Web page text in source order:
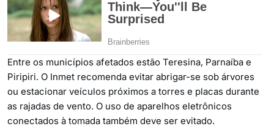
Entre os municípios afetados estão Teresina, Parnaíba e
Piripiri. O Inmet recomenda evitar abrigar-se sob árvores
ou estacionar veículos próximos a torres e placas durante
as rajadas de vento. O uso de aparelhos eletrônicos
conectados à tomada também deve ser evitado.